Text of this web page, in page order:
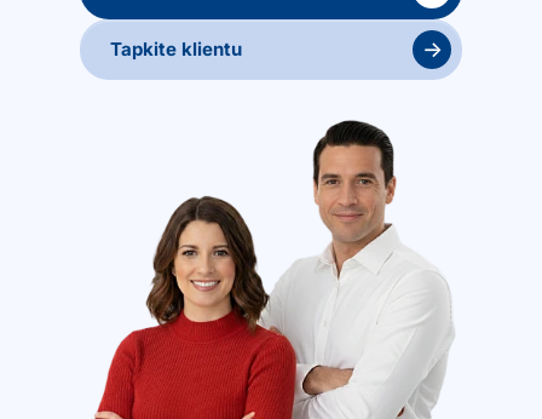
Tapkite klientu →